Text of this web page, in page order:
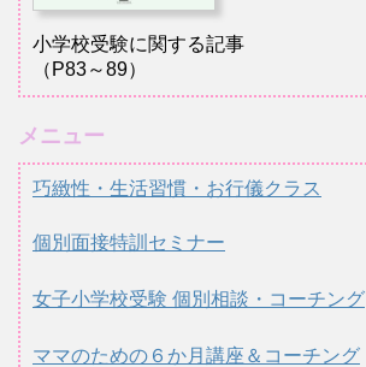
小学校受験に関する記事
（P83～89）
メニュー
巧緻性・生活習慣・お行儀クラス
個別面接特訓セミナー
女子小学校受験 個別相談・コーチング
ママのための６か月講座＆コーチング